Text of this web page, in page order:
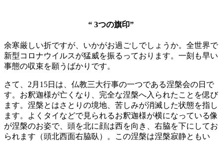
“ 3つの旗印”
余寒厳しい折ですが、いかがお過ごしでしょうか。全世界で
新型コロナウイルスが猛威を振るっております。一刻も早い
事態の収束を願うばかりです。
さて、2月15日は、仏教三大行事の一つである涅槃会の日で
す。お釈迦様が亡くなり、完全な涅槃へ入られたことを偲び
ます。涅槃とはさとりの境地、苦しみが消滅した状態を指し
ます。よくタイなどで見られるお釈迦様が横になっている像
が涅槃のお姿で、頭を北に顔は西を向き、右脇を下にしてお
られます（頭北西面右脇臥）。この涅槃は涅槃寂静ともい